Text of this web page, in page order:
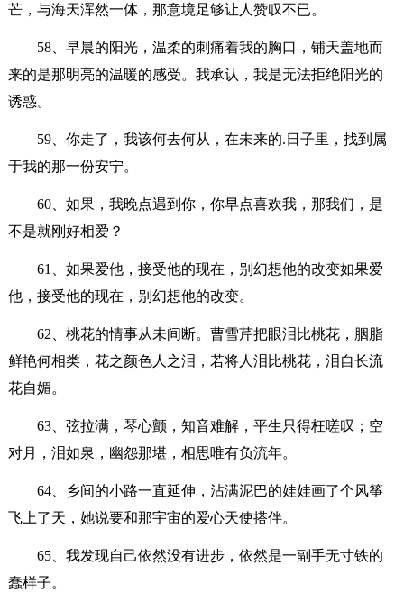
芒，与海天浑然一体，那意境足够让人赞叹不已。
58、早晨的阳光，温柔的刺痛着我的胸口，铺天盖地而
来的是那明亮的温暖的感受。我承认，我是无法拒绝阳光的
诱惑。
59、你走了，我该何去何从，在未来的.日子里，找到属
于我的那一份安宁。
60、如果，我晚点遇到你，你早点喜欢我，那我们，是
不是就刚好相爱？
61、如果爱他，接受他的现在，别幻想他的改变如果爱
他，接受他的现在，别幻想他的改变。
62、桃花的情事从未间断。曹雪芹把眼泪比桃花，胭脂
鲜艳何相类，花之颜色人之泪，若将人泪比桃花，泪自长流
花自媚。
63、弦拉满，琴心颤，知音难解，平生只得枉嗟叹；空
对月，泪如泉，幽怨那堪，相思唯有负流年。
64、乡间的小路一直延伸，沾满泥巴的娃娃画了个风筝
飞上了天，她说要和那宇宙的爱心天使搭伴。
65、我发现自己依然没有进步，依然是一副手无寸铁的
蠢样子。